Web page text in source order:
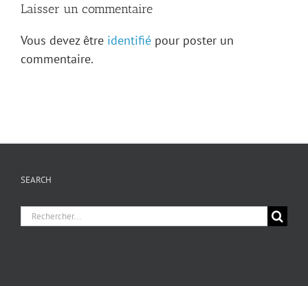
Laisser un commentaire
Vous devez être identifié pour poster un
commentaire.
SEARCH
Chercher